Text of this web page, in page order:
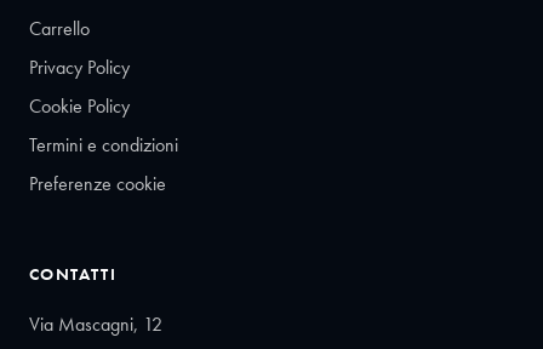
Carrello
Privacy Policy
Cookie Policy
Termini e condizioni
Preferenze cookie
CONTATTI
Via Mascagni, 12